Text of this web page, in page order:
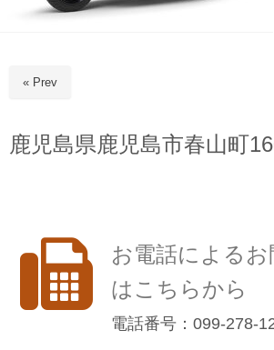
« Prev
鹿児島県鹿児島市春山町
お電話による
はこちらから
電話番号：099-278-